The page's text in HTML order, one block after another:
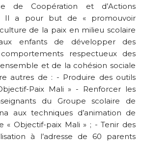
de Coopération et d’Actions
Il a pour but de « promouvoir
culture de la paix en milieu scolaire
enfants de développer des
respectueux des
et de la cohésion sociale
autres de : - Produire des outils
Paix Mali » - Renforcer les
du Groupe scolaire de
aux techniques d’animation de
« Objectif-paix Mali » ; - Tenir des
à l’adresse de 60 parents